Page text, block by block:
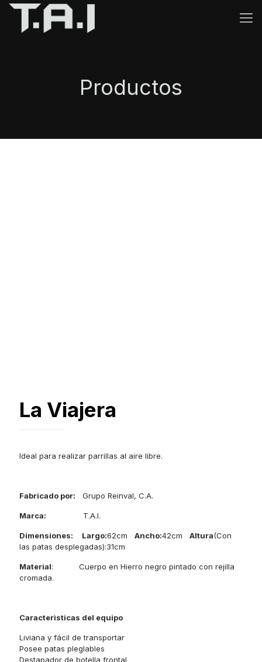
Productos
La Viajera
Ideal para realizar parrillas al aire libre.
Fabricado por: Grupo Reinval, C.A.
Marca: T.A.I.
Dimensiones: Largo:62cm Ancho:42cm Altura(Con
las patas desplegadas):31cm
Material: Cuerpo en Hierro negro pintado con rejilla
cromada.
Caracterìsticas del equipo
Liviana y fácil de transportar
Posee patas pleglables
Destapador de botella frontal